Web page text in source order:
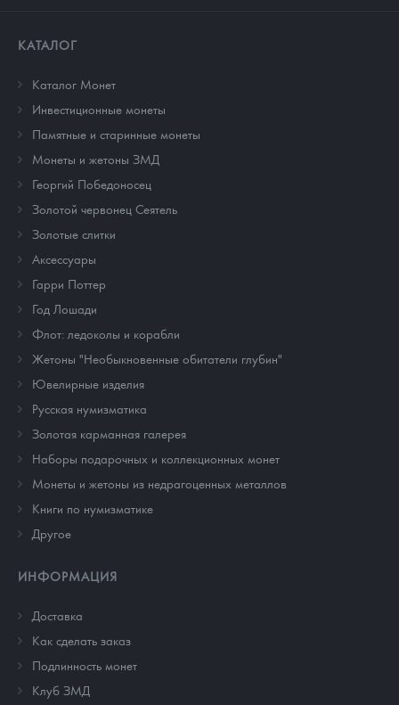
КАТАЛОГ
Каталог Монет
Инвестиционные монеты
Памятные и старинные монеты
Монеты и жетоны ЗМД
Георгий Победоносец
Золотой червонец Сеятель
Золотые слитки
Аксессуары
Гарри Поттер
Год Лошади
Флот: ледоколы и корабли
Жетоны "Необыкновенные обитатели глубин"
Ювелирные изделия
Русская нумизматика
Золотая карманная галерея
Наборы подарочных и коллекционных монет
Монеты и жетоны из недрагоценных металлов
Книги по нумизматике
Другое
ИНФОРМАЦИЯ
Доставка
Как сделать заказ
Подлинность монет
Клуб ЗМД